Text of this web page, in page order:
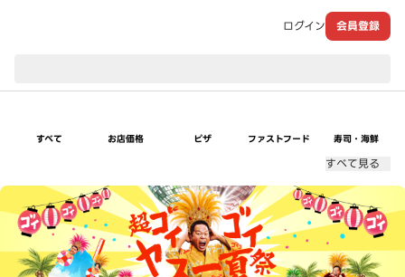
ログイン 会員登録
すべて お店価格 ピザ ファストフード 寿司・海鮮
すべて見る
超ゴイゴイヤスー夏祭